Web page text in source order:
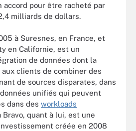
accord pour être racheté par
milliards de dollars.
à Suresnes, en France, et
en Californie, est un
de données dont la
clients de combiner des
de sources disparates, dans
unifiés qui peuvent
dans des workloads
Bravo, quant à lui, est une
créée en 2008